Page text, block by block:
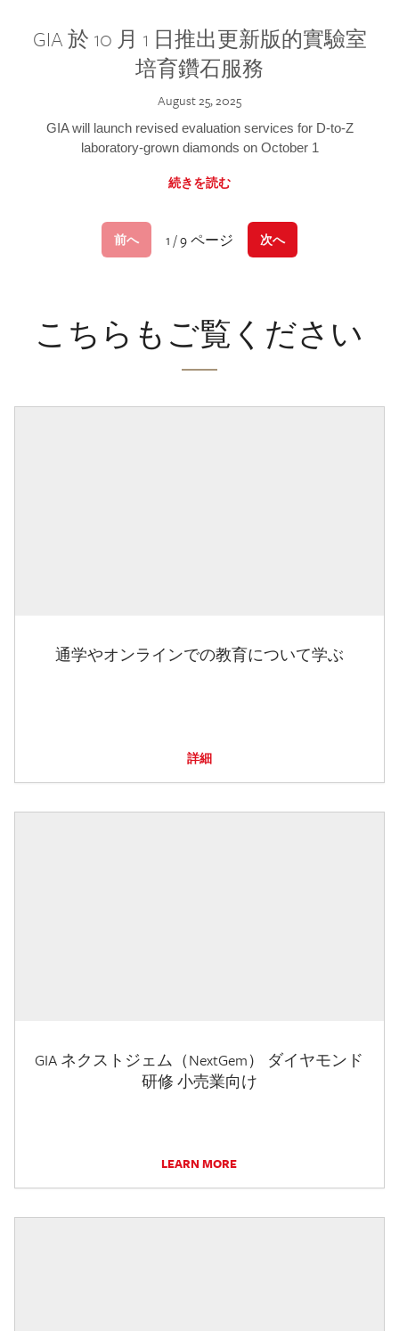
GIA 於 10 月 1 日推出更新版的實驗室
培育鑽石服務
August 25, 2025
GIA will launch revised evaluation services for D-to-Z
laboratory-grown diamonds on October 1
続きを読む
前へ 1 / 9 ページ 次へ
こちらもご覧ください
通学やオンラインでの教育について学ぶ
詳細
GIA ネクストジェム（NextGem） ダイヤモンド
研修 小売業向け
LEARN MORE